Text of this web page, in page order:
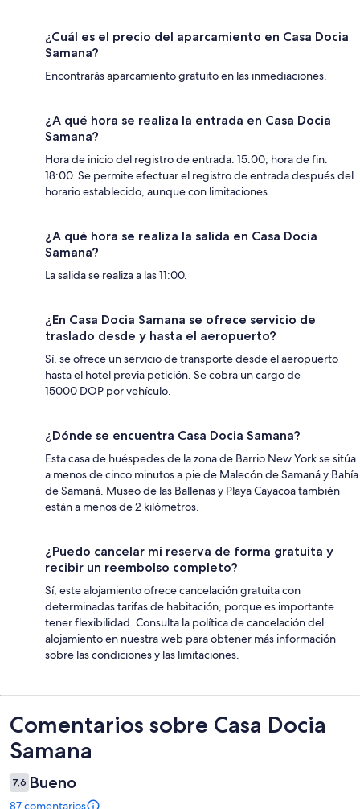
¿Cuál es el precio del aparcamiento en Casa Docia
Samana?
Encontrarás aparcamiento gratuito en las inmediaciones.
¿A qué hora se realiza la entrada en Casa Docia
Samana?
Hora de inicio del registro de entrada: 15:00; hora de fin:
18:00. Se permite efectuar el registro de entrada después del
horario establecido, aunque con limitaciones.
¿A qué hora se realiza la salida en Casa Docia
Samana?
La salida se realiza a las 11:00.
¿En Casa Docia Samana se ofrece servicio de
traslado desde y hasta el aeropuerto?
Sí, se ofrece un servicio de transporte desde el aeropuerto
hasta el hotel previa petición. Se cobra un cargo de
15000 DOP por vehículo.
¿Dónde se encuentra Casa Docia Samana?
Esta casa de huéspedes de la zona de Barrio New York se sitúa
a menos de cinco minutos a pie de Malecón de Samaná y Bahía
de Samaná. Museo de las Ballenas y Playa Cayacoa también
están a menos de 2 kilómetros.
¿Puedo cancelar mi reserva de forma gratuita y
recibir un reembolso completo?
Sí, este alojamiento ofrece cancelación gratuita con
determinadas tarifas de habitación, porque es importante
tener flexibilidad. Consulta la política de cancelación del
alojamiento en nuestra web para obtener más información
sobre las condiciones y las limitaciones.
Comentarios
Comentarios sobre Casa Docia
Samana
7,6 Bueno
87 comentarios